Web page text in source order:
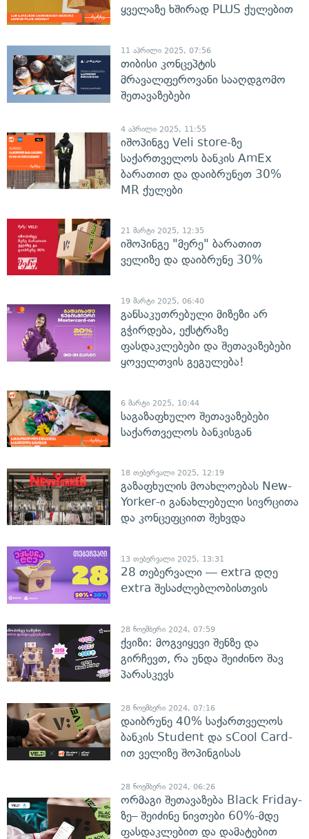
ყველაზე ხშირად PLUS ქულებით
11 აპრილი 2025, 07:56
თიბისი კონცეპტის
მრავალფეროვანი სააღდგომო
შეთავაზებები
4 აპრილი 2025, 11:55
იშოპინგე Veli store-ზე
საქართველოს ბანკის AmEx
ბარათით და დაიბრუნეთ 30%
MR ქულები
21 მარტი 2025, 12:35
იშოპინგე "მერე" ბარათით
ველიზე და დაიბრუნე 30%
19 მარტი 2025, 06:40
განსაკუთრებული მიზეზი არ
გჭირდება, ექსტრაზე
ფასდაკლებები და შეთავაზებები
ყოველთვის გეგულება!
6 მარტი 2025, 10:44
საგაზაფხულო შეთავაზებები
საქართველოს ბანკისგან
18 თებერვალი 2025, 12:19
გაზაფხულის მოახლოებას New-
Yorker-ი განახლებული სივრცითა
და კონცეფციით შეხვდა
13 თებერვალი 2025, 13:31
28 თებერვალი — extra დღე
extra შესაძლებლობისთვის
28 ნოემბერი 2024, 07:59
ქვიზი: მოგვიყევი შენზე და
გირჩევთ, რა უნდა შეიძინო შავ
პარასკევს
28 ნოემბერი 2024, 07:16
დაიბრუნე 40% საქართველოს
ბანკის Student და sCool Card-
ით ველიზე შოპინგისას
28 ნოემბერი 2024, 06:26
ორმაგი შეთავაზება Black Friday-
ზე– შეიძინე ნივთები 60%-მდე
ფასდაკლებით და დამატებით